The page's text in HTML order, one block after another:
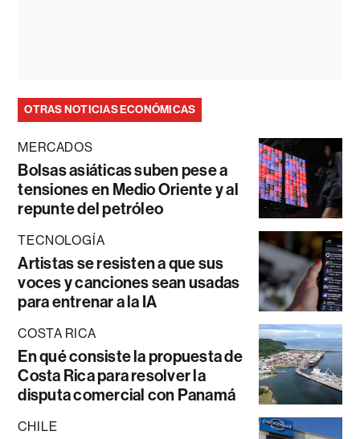
OTRAS NOTICIAS ECONÓMICAS
MERCADOS
Bolsas asiáticas suben pese a
tensiones en Medio Oriente y al
repunte del petróleo
TECNOLOGÍA
Artistas se resisten a que sus
voces y canciones sean usadas
para entrenar a la IA
COSTA RICA
En qué consiste la propuesta de
Costa Rica para resolver la
disputa comercial con Panamá
CHILE